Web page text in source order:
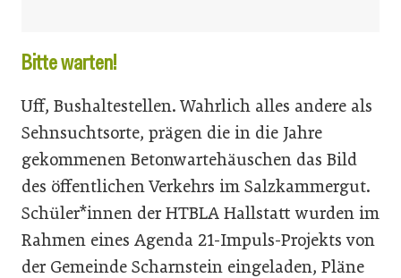
Bitte warten!
Uff, Bushaltestellen. Wahrlich alles andere als
Sehnsuchtsorte, prägen die in die Jahre
gekommenen Betonwartehäuschen das Bild
des öffentlichen Verkehrs im Salzkammergut.
Schüler*innen der HTBLA Hallstatt wurden im
Rahmen eines Agenda 21-Impuls-Projekts von
der Gemeinde Scharnstein eingeladen, Pläne